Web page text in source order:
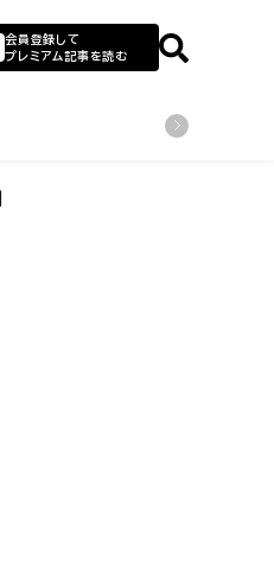
会員登録して
プレミアム記事を読む